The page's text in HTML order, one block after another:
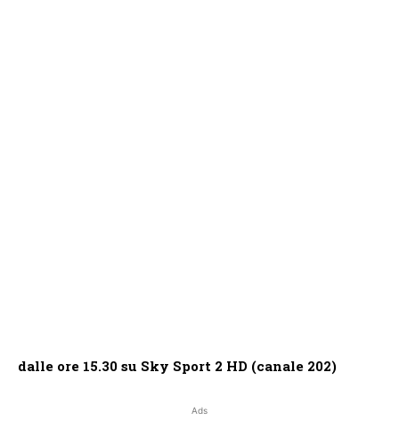
dalle ore 15.30 su Sky Sport 2 HD (canale 202)
Ads